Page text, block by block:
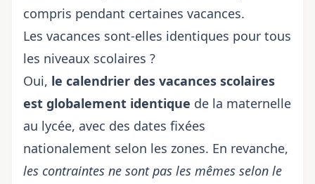
compris pendant certaines vacances.
Les vacances sont-elles identiques pour tous
les niveaux scolaires ?
Oui, le calendrier des vacances scolaires
est globalement identique de la maternelle
au lycée, avec des dates fixées
nationalement selon les zones. En revanche,
les contraintes ne sont pas les mêmes selon le